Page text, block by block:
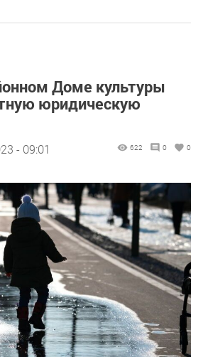
Доме культуры
юридическую
- 09:01 622 0 0